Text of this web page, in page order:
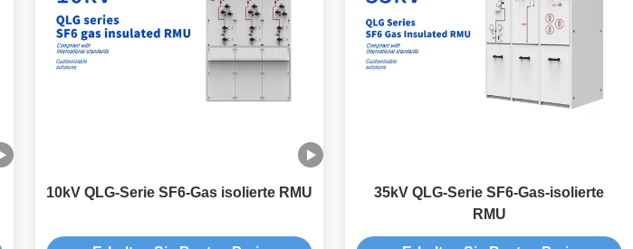
10kV QLG-Serie SF6-Gas isolierte RMU
35kV QLG-Serie SF6-Gas-isolierte
RMU